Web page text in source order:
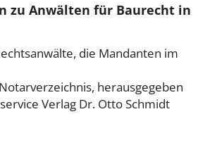
zu Anwälten für Baurecht in
die Mandanten im
herausgegeben
Verlag Dr. Otto Schmidt